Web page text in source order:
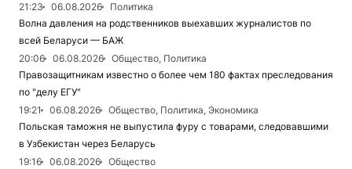
21:23
06.08.2026
Политика
Волна давления на родственников выехавших журналистов по
всей Беларуси — БАЖ
20:06
06.08.2026
Общество, Политика
Правозащитникам известно о более чем 180 фактах преследования
по "делу ЕГУ"
19:21
06.08.2026
Общество, Политика, Экономика
Польская таможня не выпустила фуру с товарами, следовавшими
в Узбекистан через Беларусь
19:16
06.08.2026
Общество